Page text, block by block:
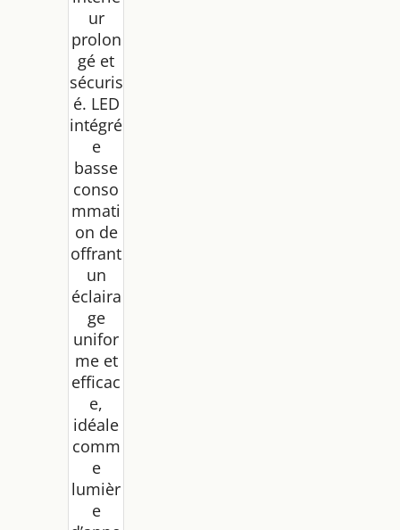
ur
prolon
gé et
sécuris
é. LED
intégré
e
basse
conso
mmati
on de
offrant
un
éclaira
ge
unifor
me et
efficac
e,
idéale
comm
e
lumièr
e